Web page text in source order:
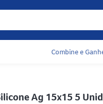
Combine e
Ag 15x15 5